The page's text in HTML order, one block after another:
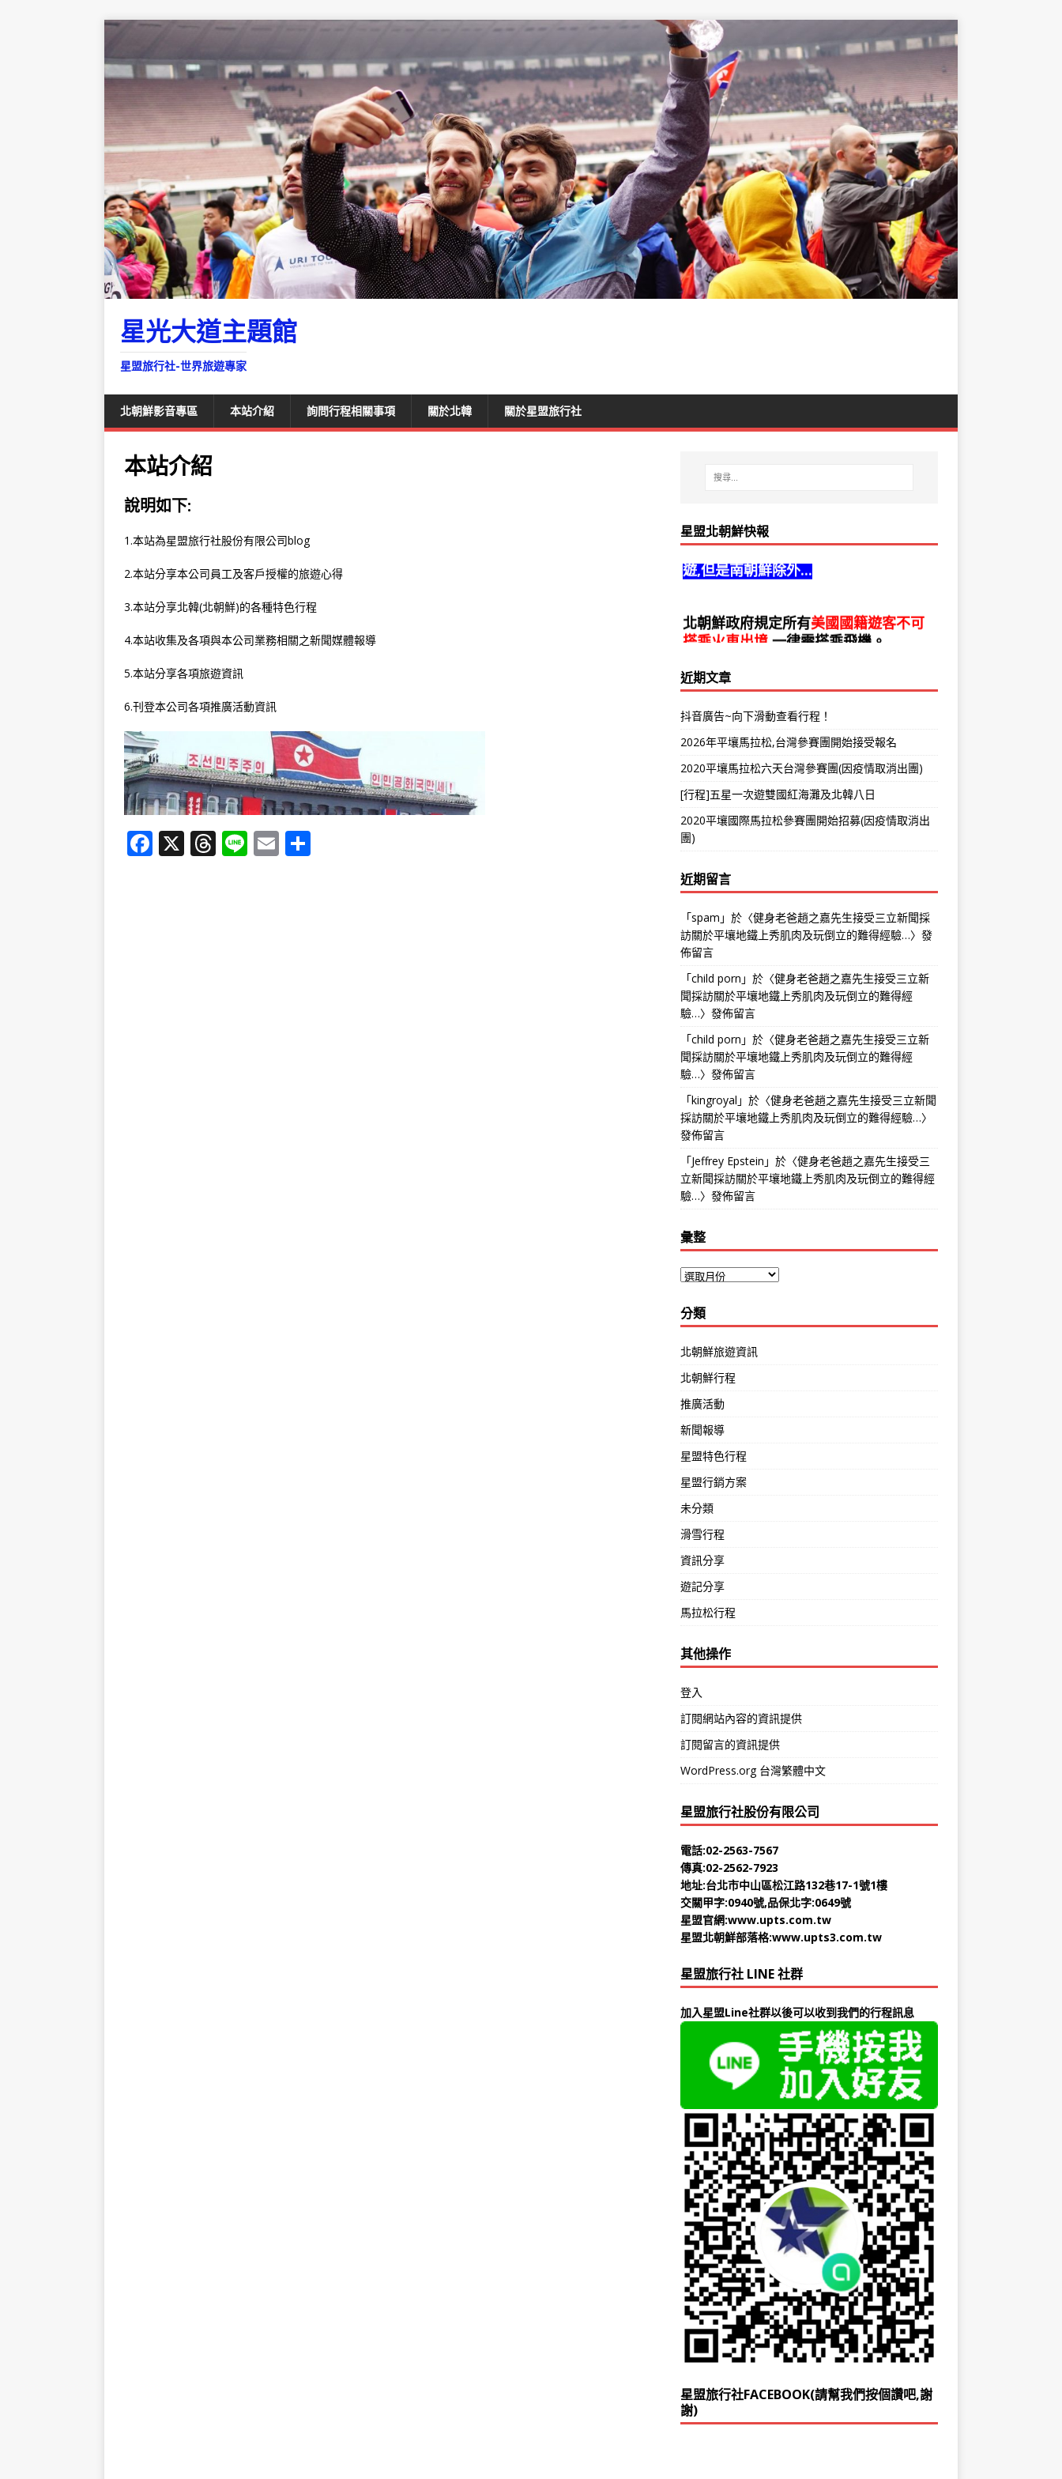
星光大道主題館
星盟旅行社-世界旅遊專家
北朝鮮影音專區 本站介紹 詢問行程相關事項 關於北韓 關於星盟旅行社
本站介紹
說明如下:
1.本站為星盟旅行社股份有限公司blog
2.本站分享本公司員工及客戶授權的旅遊心得
3.本站分享北韓(北朝鮮)的各種特色行程
4.本站收集及各項與本公司業務相關之新聞媒體報導
5.本站分享各項旅遊資訊
6.刊登本公司各項推廣活動資訊
F X T Li E
星盟北朝鮮快報
北朝鮮政府歡迎全球遊客前來北朝鮮旅
搭乘火車出境,一律需搭乘飛機。
近期文章
抖音廣告~向下滑動查看行程！
2026年平壤馬拉松,台灣參賽團開始接受報名
2020平壤馬拉松六天台灣參賽團(因疫情取消出團)
[行程]五星一次遊雙國紅海灘及北韓八日
2020平壤國際馬拉松參賽團開始招募(因疫情取消出
團)
近期留言
「spam 」於〈健身老爸趙之嘉先生接受三立新聞採
訪關於平壤地鐵上秀肌肉及玩倒立的難得經驗…〉發
佈留言
「child porn 」於〈健身老爸趙之嘉先生接受三立新
聞採訪關於平壤地鐵上秀肌肉及玩倒立的難得經
驗…〉發佈留言
「child porn 」於〈健身老爸趙之嘉先生接受三立新
聞採訪關於平壤地鐵上秀肌肉及玩倒立的難得經
驗…〉發佈留言
「kingroyal 」於〈健身老爸趙之嘉先生接受三立新聞
採訪關於平壤地鐵上秀肌肉及玩倒立的難得經驗…〉
發佈留言
「Jeffrey Epstein 」於〈健身老爸趙之嘉先生接受三
立新聞採訪關於平壤地鐵上秀肌肉及玩倒立的難得經
驗…〉發佈留言
彙整
分類
北朝鮮旅遊資訊
北朝鮮行程
推廣活動
新聞報導
星盟特色行程
星盟行銷方案
未分類
滑雪行程
資訊分享
遊記分享
馬拉松行程
其他操作
登入
訂閱網站內容的資訊提供
訂閱留言的資訊提供
WordPress.org 台灣繁體中文
星盟旅行社股份有限公司
電話:02-2563-7567
傳真:02-2562-7923
地址:台北市中山區松江路132巷17-1號1樓
交關甲字:0940號,品保北字:0649號
星盟官網:www.upts.com.tw
星盟北朝鮮部落格:www.upts3.com.tw
星盟旅行社 LINE 社群
加入星盟Line社群以後可以收到我們的行程訊息
星盟旅行社FACEBOOK(請幫我們按個讚吧,謝
謝)